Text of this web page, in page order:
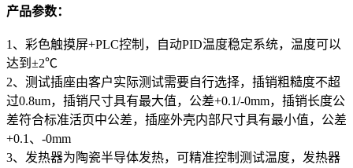
产品参数：
1、彩色触摸屏+PLC控制，自动PID温度稳定系统，温度可以
达到±2℃
2、测试插座由客户实际测试需要自行选择，插销粗糙度不超
过0.8um，插销尺寸具有最大值，公差+0.1/-0mm，插销长度公
差符合标准活页中公差，插座外壳内部尺寸具有最小值，公差
+0.1、-0mm
3、发热器为陶瓷半导体发热，可精准控制测试温度，发热器